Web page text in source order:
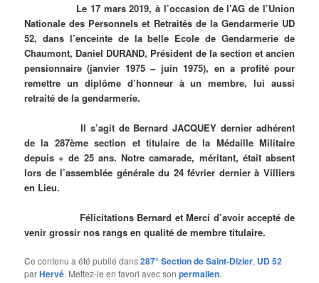
Le 17 mars 2019, à l’occasion de l’AG de l’Union
Nationale des Personnels et Retraités de la Gendarmerie UD
52, dans l’enceinte de la belle Ecole de Gendarmerie de
Chaumont, Daniel DURAND, Président de la section et ancien
pensionnaire (janvier 1975 – juin 1975), en a profité pour
remettre un diplôme d’honneur à un membre, lui aussi
retraité de la gendarmerie.
Il s’agit de Bernard JACQUEY dernier adhérent
de la 287ème section et titulaire de la Médaille Militaire
depuis + de 25 ans. Notre camarade, méritant, était absent
lors de l’assemblée générale du 24 février dernier à Villiers
en Lieu.
Félicitations Bernard et Merci d’avoir accepté de
venir grossir nos rangs en qualité de membre titulaire.
Ce contenu a été publié dans287° Section de Saint-Dizier, UD 52
parHervé. Mettez-le en favori avec sonpermalien.